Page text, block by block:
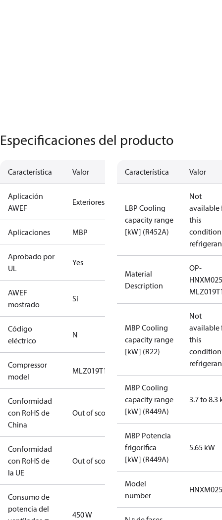
Especificaciones del producto
Característica Valor
Aplicación
AWEF
Exteriores
Aplicaciones MBP
Aprobado por
UL
Yes
AWEF
mostrado
Sí
Código
eléctrico
N
Compressor
model
MLZ019T1
Conformidad
con RoHS de
China
Out of scope
Conformidad
con RoHS de
la UE
Out of scope
Consumo de
potencia del
450 W
Característica Valor
LBP Cooling
capacity range
[kW] (R452A)
Not
available
this
Material
Description
OP-
MBP Cooling
capacity range
[kW] (R22)
Not
available
this
MBP Cooling
capacity range
[kW] (R449A)
3.7 to 8.3
MBP Potencia
frigorífica
[kW] (R449A)
5.65 kW
Model
number